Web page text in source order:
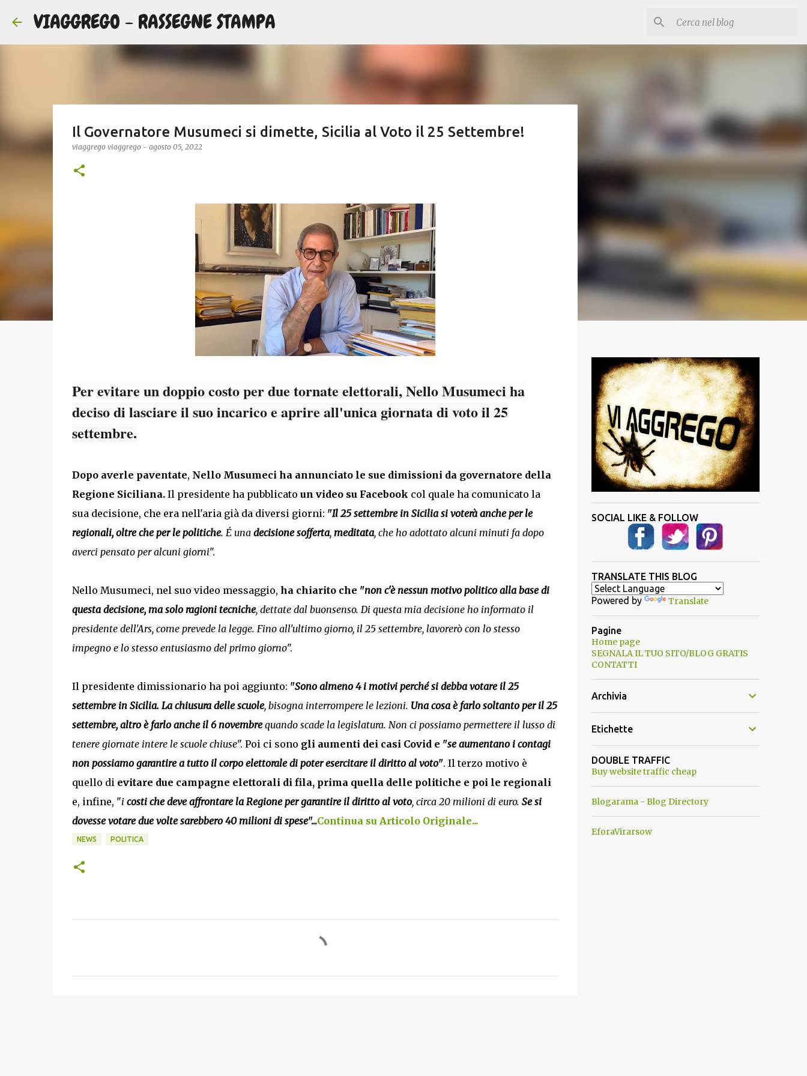
VIAGGREGO - RASSEGNE STAMPA
Il Governatore Musumeci si dimette, Sicilia al Voto il 25 Settembre!
viaggrego viaggrego - agosto 05, 2022
Per evitare un doppio costo per due tornate elettorali, Nello Musumeci ha
deciso di lasciare il suo incarico e aprire all'unica giornata di voto il 25
settembre.
Dopo averle paventate, Nello Musumeci ha annunciato le sue dimissioni da governatore della
Regione Siciliana.Il presidente ha pubblicato un video su Facebook col quale ha comunicato la
sua decisione, che era nell'aria già da diversi giorni: "Il 25 settembre in Sicilia si voterà anche per le
regionali, oltre che per le politiche. É una decisione sofferta, meditata, che ho adottato alcuni minuti fa dopo
averci pensato per alcuni giorni".
Nello Musumeci, nel suo video messaggio, ha chiarito che "non c'è nessun motivo politico alla base di
questa decisione, ma solo ragioni tecniche, dettate dal buonsenso. Di questa mia decisione ho informato il
presidente dell'Ars, come prevede la legge. Fino all'ultimo giorno, il 25 settembre, lavorerò con lo stesso
impegno e lo stesso entusiasmo del primo giorno".
Il presidente dimissionario ha poi aggiunto: "Sono almeno 4 i motivi perché si debba votare il 25
settembre in Sicilia. La chiusura delle scuole, bisogna interrompere le lezioni. Una cosa è farlo soltanto per il 25
settembre, altro è farlo anche il 6 novembrequando scade la legislatura. Non ci possiamo permettere il lusso di
tenere giornate intere le scuole chiuse". Poi ci sono gli aumenti dei casi Covid e "se aumentano i contagi
non possiamo garantire a tutto il corpo elettorale di poter esercitare il diritto al voto". Il terzo motivo è
quello di evitare due campagne elettorali di fila, prima quella delle politiche e poi le regionali
e, infine, "i costi che deve affrontare la Regione per garantire il diritto al voto, circa 20 milioni di euro. Se si
dovesse votare due volte sarebbero 40 milioni di spese"...Continua su Articolo Originale...
NEWS POLITICA
SOCIAL LIKE & FOLLOW
TRANSLATE THIS BLOG
Powered by Translate
Pagine
Home page
SEGNALA IL TUO SITO/BLOG GRATIS
CONTATTI
Archivia
Etichette
DOUBLE TRAFFIC
Buy website traffic cheap
Blogarama - Blog Directory
EforaVirarsow